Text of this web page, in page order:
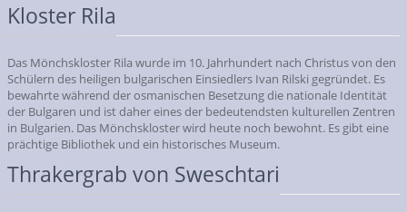
Kloster Rila
Das Mönchskloster Rila wurde im 10. Jahrhundert nach Christus von den
Schülern des heiligen bulgarischen Einsiedlers Ivan Rilski gegründet. Es
bewahrte während der osmanischen Besetzung die nationale Identität
der Bulgaren und ist daher eines der bedeutendsten kulturellen Zentren
in Bulgarien. Das Mönchskloster wird heute noch bewohnt. Es gibt eine
prächtige Bibliothek und ein historisches Museum.
Thrakergrab von Sweschtari